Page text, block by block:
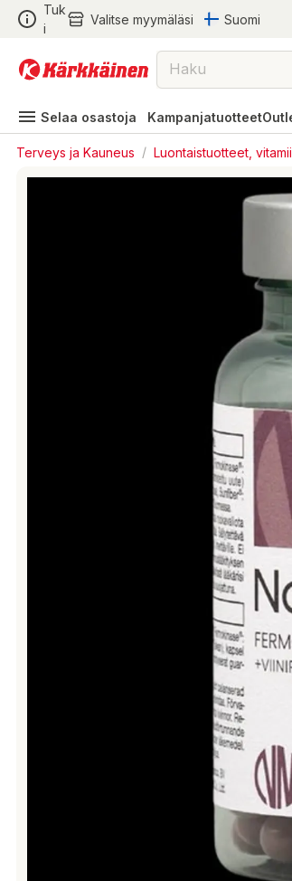
Tuk
i
Valitse myymäläsi Suomi
Selaa osastoja Kampanjatuotteet
Terveys ja Kauneus / Luontaistuotteet,